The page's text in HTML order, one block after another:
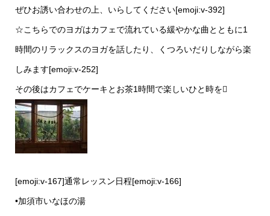
ぜひお誘い合わせの上、いらしてください[emoji:v-392]
☆こちらでのヨガはカフェで流れている緩やかな曲とともに1
時間のリラックスのヨガを話したり、くつろいだりしながら楽
しみます[emoji:v-252]
その後はカフェでケーキとお茶1時間で楽しいひと時を
[emoji:v-167]通常レッスン日程[emoji:v-166]
•加須市いなほの湯